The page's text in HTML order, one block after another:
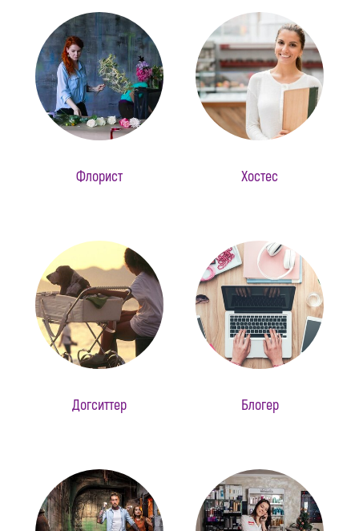
Флорист Хостес
Догситтер Блогер